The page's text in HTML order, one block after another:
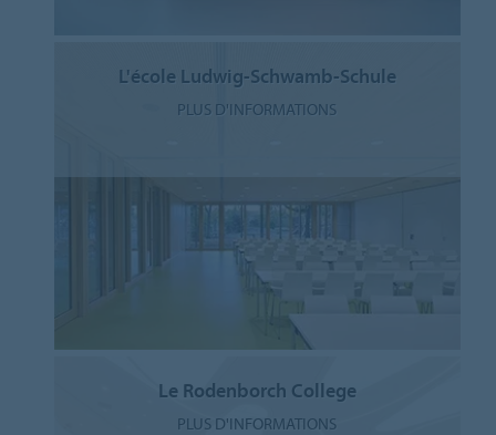
L'école Ludwig-Schwamb-Schule
PLUS D'INFORMATIONS
Le Rodenborch College
PLUS D'INFORMATIONS